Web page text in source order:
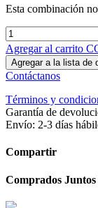
Esta combinación
Agregar al carrito
Agregar a la lista de
Contáctanos
Términos y
Garantía de
Envío: 2-3 días
Compartir
Comprados